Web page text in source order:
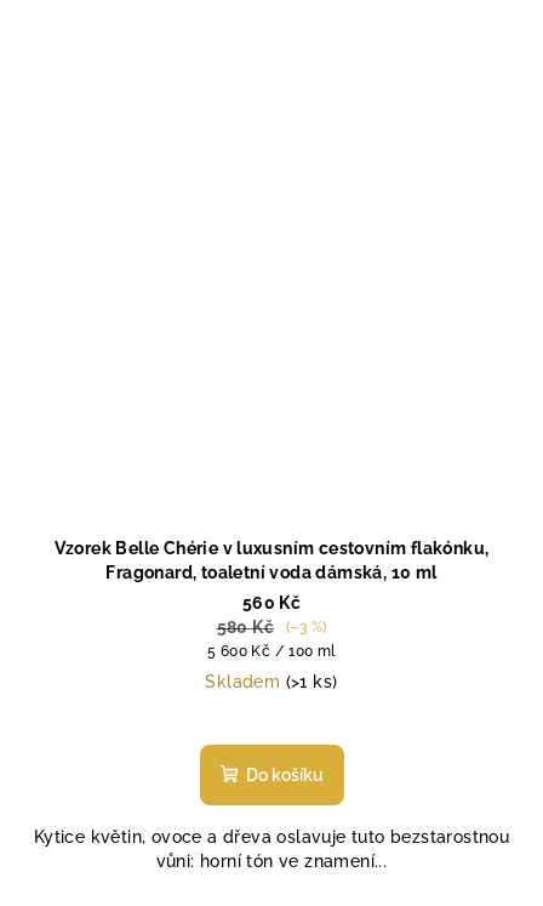
Vzorek Belle Chérie v luxusním cestovním flakónku,
Fragonard, toaletní voda dámská, 10 ml
560 Kč
580 Kč
(–3 %)
Měrná
cena:
5 600 Kč / 100 ml
Skladem (>1 ks)
hodnocení
produktu
z
5
Do košíku
Kytice květin, ovoce a dřeva oslavuje tuto bezstarostnou
vůni: horní tón ve znamení...